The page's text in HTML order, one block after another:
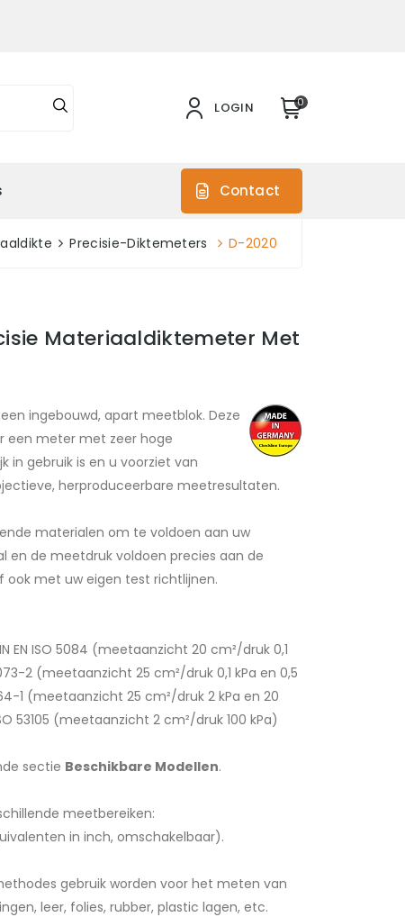
LOGIN 0
Contact
Precisie-Diktemeters D-2020
Materiaaldiktemeter Met
ingebouwd, apart meetblok. Deze
een meter met zeer hoge
in gebruik is en u voorziet van
herproduceerbare meetresultaten.
materialen om te voldoen aan uw
de meetdruk voldoen precies aan de
ook met uw eigen test richtlijnen.
ISO 5084 (meetaanzicht 20 cm²/druk 0,1
2 (meetaanzicht 25 cm²/druk 0,1 kPa en 0,5
1 (meetaanzicht 25 cm²/druk 2 kPa en 20
53105 (meetaanzicht 2 cm²/druk 100 kPa)
sectie Beschikbare Modellen.
meetbereiken:
in inch, omschakelbaar).
gebruik worden voor het meten van
leer, folies, rubber, plastic lagen, etc.